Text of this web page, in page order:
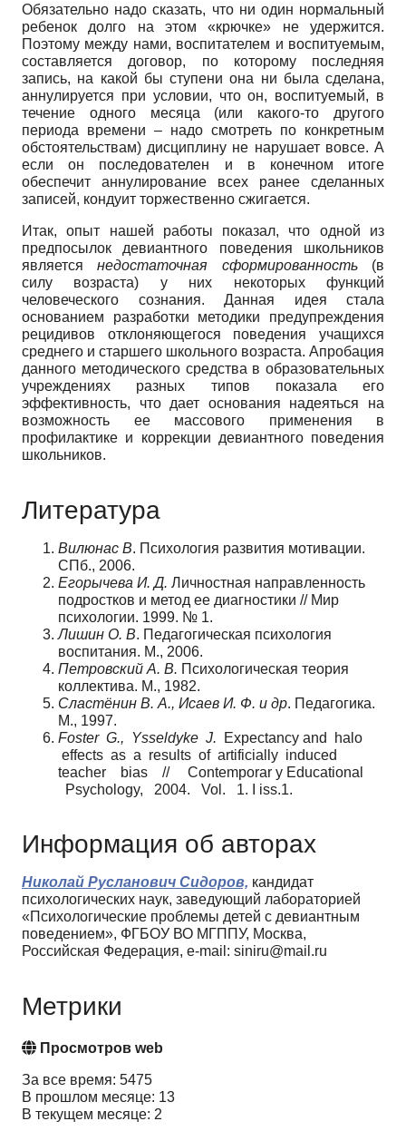
Обязательно надо сказать, что ни один нормальный
ребенок долго на этом «крючке» не удержится.
Поэтому между нами, воспитателем и воспитуемым,
составляется договор, по которому последняя
запись, на какой бы ступени она ни была сделана,
аннулируется при условии, что он, воспитуемый, в
течение одного месяца (или какого-то другого
периода времени – надо смотреть по конкретным
обстоятельствам) дисциплину не нарушает вовсе. А
если он последователен и в конечном итоге
обеспечит аннулирование всех ранее сделанных
записей, кондуит торжественно сжигается.
Итак, опыт нашей работы показал, что одной из
предпосылок девиантного поведения школьников
являетсянедостаточная сформированность(в
силу возраста) у них некоторых функций
человеческого сознания. Данная идея стала
основанием разработки методики предупреждения
рецидивов отклоняющегося поведения учащихся
среднего и старшего школьного возраста. Апробация
данного методического средства в образовательных
учреждениях разных типов показала его
эффективность, что дает основания надеяться на
возможность ее массового применения в
профилактике и коррекции девиантного поведения
школьников.
Литература
Вилюнас В. Психология развития мотивации.
СПб., 2006.
Егорычева И. Д. Личностная направленность
подростков и метод ее диагностики // Мир
психологии. 1999. № 1.
Лишин О. В. Педагогическая психология
воспитания. М., 2006.
Петровский А. В. Психологическая теория
коллектива. М., 1982.
Сластёнин В. А., Исаев И. Ф. и др. Педагогика.
М., 1997.
Foster G., Ysseldyke J.
Expectancy and halo
effects as a results of artificially induced
teacher bias // Contemporar y Educational
Psychology, 2004. Vol. 1. I iss.1.
Информация об авторах
Николай Русланович Сидоров, кандидат
психологических наук, заведующий лабораторией
«Психологические проблемы детей с девиантным
поведением», ФГБОУ ВО МГППУ, Москва,
Российская Федерация, e-mail: siniru@mail.ru
Метрики
Просмотров web
За все время: 5475
В прошлом месяце: 13
В текущем месяце: 2